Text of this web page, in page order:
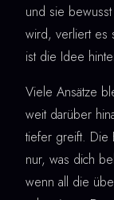
und sie
wird, verliert es
ist die Idee
Viele Ansätze
weit darüber
tiefer greift. Die
nur, was dich
wenn all die